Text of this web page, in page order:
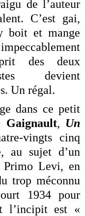
de l’auteur
C’est gai,
boit et mange
des deux
devient
Un régal.
dans ce petit
Gaignault, Un
vingts cinq
au sujet d’un
Levi, en
trop méconnu
1934 pour
l’incipit est «